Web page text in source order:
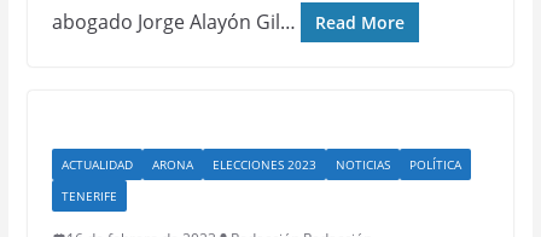
abogado Jorge Alayón Gil…
Read More
ACTUALIDAD ARONA ELECCIONES 2023 NOTICIAS
POLÍTICA
TENERIFE